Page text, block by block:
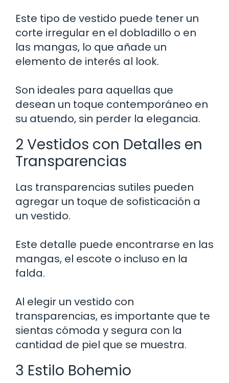
Este tipo de vestido puede tener un
corte irregular en el dobladillo o en
las mangas, lo que añade un
elemento de interés al look.
Son ideales para aquellas que
desean un toque contemporáneo en
su atuendo, sin perder la elegancia.
2 Vestidos con Detalles en
Transparencias
Las transparencias sutiles pueden
agregar un toque de sofisticación a
un vestido.
Este detalle puede encontrarse en las
mangas, el escote o incluso en la
falda.
Al elegir un vestido con
transparencias, es importante que te
sientas cómoda y segura con la
cantidad de piel que se muestra.
3 Estilo Bohemio